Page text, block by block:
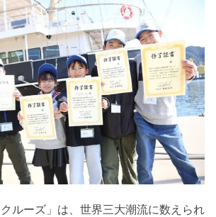
ルーズ」は、世界三大潮流に数えられ